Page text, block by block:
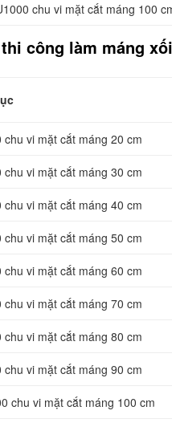
chu vi mặt cắt máng 100
công làm máng
vi mặt cắt máng 20 cm
vi mặt cắt máng 30 cm
vi mặt cắt máng 40 cm
vi mặt cắt máng 50 cm
vi mặt cắt máng 60 cm
vi mặt cắt máng 70 cm
vi mặt cắt máng 80 cm
vi mặt cắt máng 90 cm
chu vi mặt cắt máng 100 cm